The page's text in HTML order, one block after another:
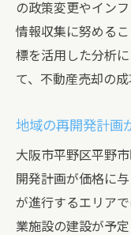
の政策変更やイン
情報収集に努める
標を活用した分析
て、不動産売却の
地域の再開発計画
大阪市平野区平野
開発計画が価格に
が進行するエリア
業施設の建設が予